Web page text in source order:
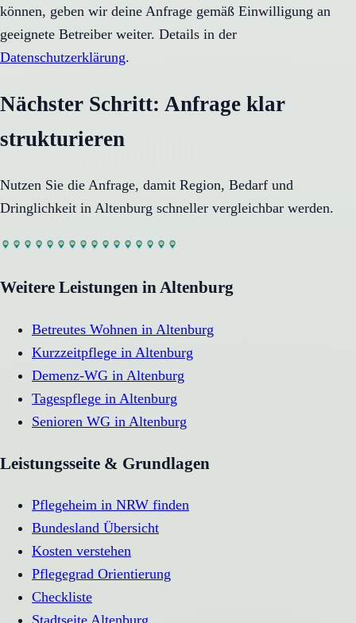
können, geben wir deine Anfrage gemäß Einwilligung an
geeignete Betreiber weiter. Details in der
Datenschutzerklärung.
Nächster Schritt: Anfrage klar
strukturieren
Nutzen Sie die Anfrage, damit Region, Bedarf und
Dringlichkeit in Altenburg schneller vergleichbar werden.
Weitere Leistungen inAltenburg
Betreutes Wohnen in Altenburg
Kurzzeitpflege in Altenburg
Demenz-WG in Altenburg
Tagespflege in Altenburg
Senioren WG in Altenburg
Leistungsseite & Grundlagen
Pflegeheim in NRW finden
Bundesland Übersicht
Kosten verstehen
Pflegegrad Orientierung
Checkliste
Stadtseite Altenburg